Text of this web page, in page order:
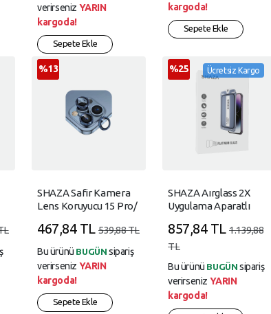
verirseniz YARIN
kargoda!
Sepete Ekle
kargoda!
Sepete Ekle
SHAZA Safir Kamera
Lens Koruyucu 15 Pro/
%13
467,84 TL 539,88 TL
Bu ürünü BUGÜN sipariş
verirseniz YARIN
kargoda!
Sepete Ekle
Ücretsiz Kargo
SHAZA Aırglass 2X
Uygulama Aparatlı
Iphone 16
%25
857,84 TL 1.139,88
TL
Bu ürünü BUGÜN sipariş
verirseniz YARIN
kargoda!